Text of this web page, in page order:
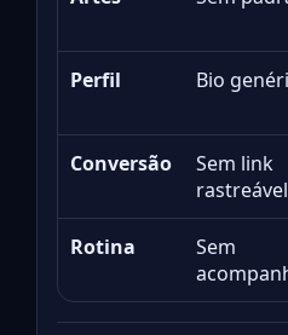
Perfil Bio
Conversão
Sem link
rastreável
Rotina
Sem